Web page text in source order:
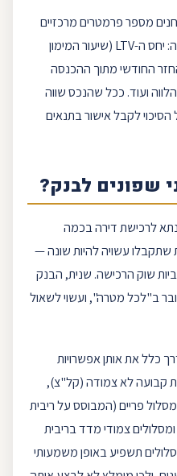
מספר פרמטרים מרכזיים
יחס ה-LTV (שיעור המימון
החודשי מתוך ההכנסה
ועוד. ככל שהנכס שווה
הסיכוי לקבל אישור בתנאים
שפונים לבנק?
לרכישת דירהבכמה
שתקבלו עשויה להיות שונה —
שוק הרכישה. שנית, הבנק
ב"לכל מטרה", ועשוי לשאול
כלל את אותן אפשרויות
קבועהלא צמודה (קל"צ),
פריים(המבוסס על ריבית
צמודי מדד בריבית
תשפיע באופן משמעותי